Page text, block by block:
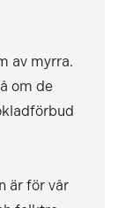
av myrra.
om de
är för vår